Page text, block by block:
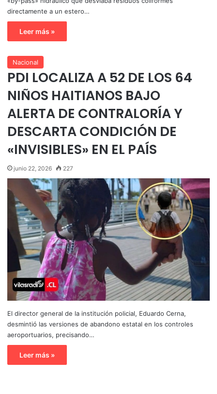
directamente a un estero…
Leer más »
Nacional
PDI LOCALIZA A 52 DE LOS 64
NIÑOS HAITIANOS BAJO
ALERTA DE CONTRALORÍA Y
DESCARTA CONDICIÓN DE
«INVISIBLES» EN EL PAÍS
junio 22, 2026 227
El director general de la institución policial, Eduardo Cerna,
desmintió las versiones de abandono estatal en los controles
aeroportuarios, precisando…
Leer más »